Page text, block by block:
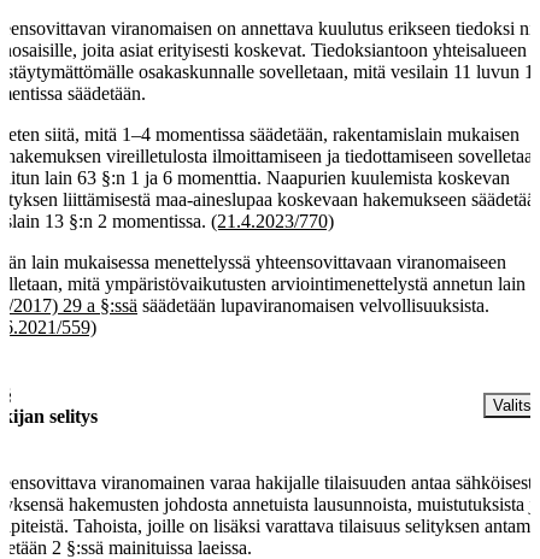
viranomaisen on annettava kuulutus erikseen tiedoksi
joita asiat erityisesti koskevat. Tiedoksiantoon yhteisalueen
osakaskunnalle sovelletaan, mitä vesilain 11 luvun
säädetään.
siitä, mitä 1–4 momentissa säädetään, rakentamislain mukaisen
vireilletulosta ilmoittamiseen ja tiedottamiseen
lain 63 §:n 1 ja 6 momenttia. Naapurien kuulemista koskevan
liittämisestä maa-aineslupaa koskevaan hakemukseen
13 §:n 2 momentissa. (21.4.2023/770)
lain mukaisessa menettelyssä yhteensovittavaan viranomaiseen
mitä ympäristövaikutusten arviointimenettelystä annetun lain
2017) 29 a §:ssä säädetään lupaviranomaisen velvollisuuksista.
559)
selitys
viranomainen varaa hakijalle tilaisuuden antaa sähköisesti
hakemusten johdosta annetuista lausunnoista, muistutuksista
Tahoista, joille on lisäksi varattava tilaisuus selityksen
2 §:ssä mainituissa laeissa.